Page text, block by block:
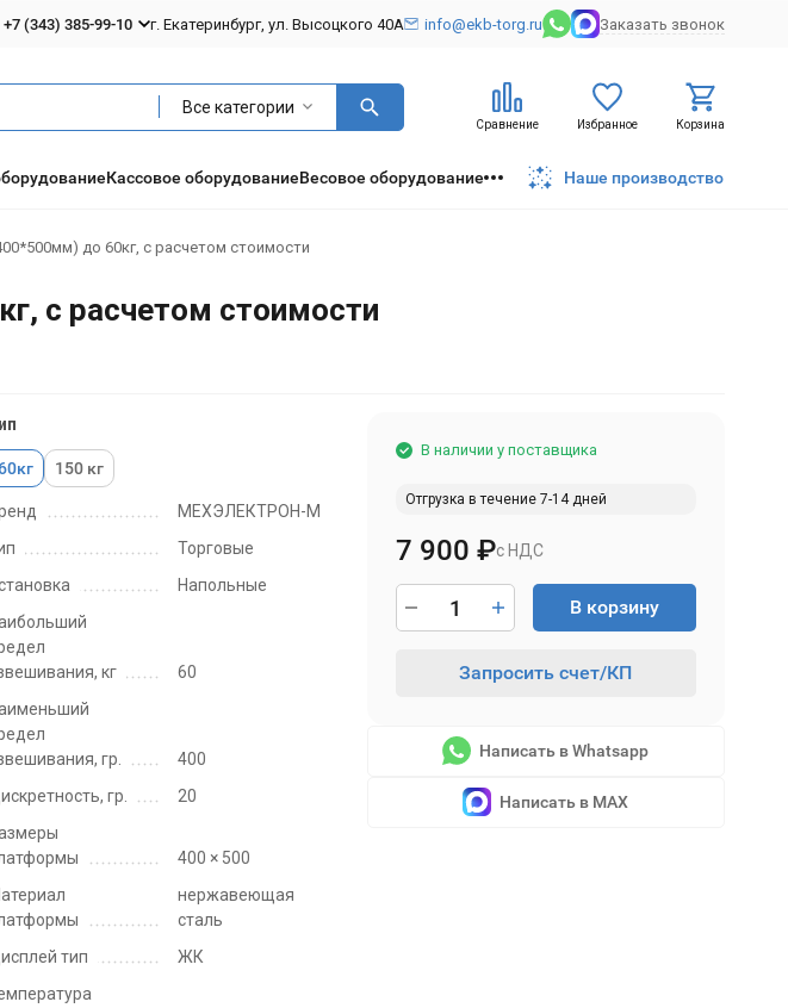
+7 (343) 385-99-10 г. Екатеринбург, ул. Высоцкого 40А info@ekb-torg.ru Заказать звонок
Все категории
Сравнение Избранное Корзина
Кассовое оборудованиеВесовое оборудование Наше производство
до 60кг, с расчетом стоимости
с расчетом стоимости
МЕХЭЛЕКТРОН-М
Торговые
Напольные
кг
60
гр.
400
гр.
20
400 × 500
нержавеющая
сталь
тип
ЖК
150 кг
В наличии у поставщика
Отгрузка в течение 7-14 дней
с НДС
7 900 ₽
В корзину
Запросить счет/КП
Написать в Whatsapp
Написать в MAX